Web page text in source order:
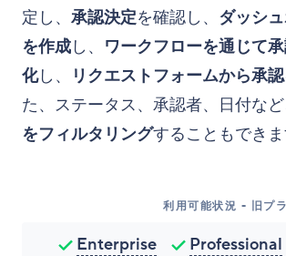
定し、 承認決定を確認し、 ダッシ
を作成し、 ワークフローを通じて
化し、 リクエストフォームから承
た、ステータス、承認者、日付など
をフィルタリングすることもできま
利用可能状況 - 旧プ
Enterprise Professional